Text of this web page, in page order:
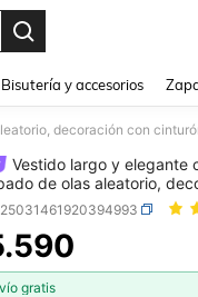
Bisutería y accesorios
Vestido largo y elegante
de olas aleatorio,
mujeres de talla
AND
gratis